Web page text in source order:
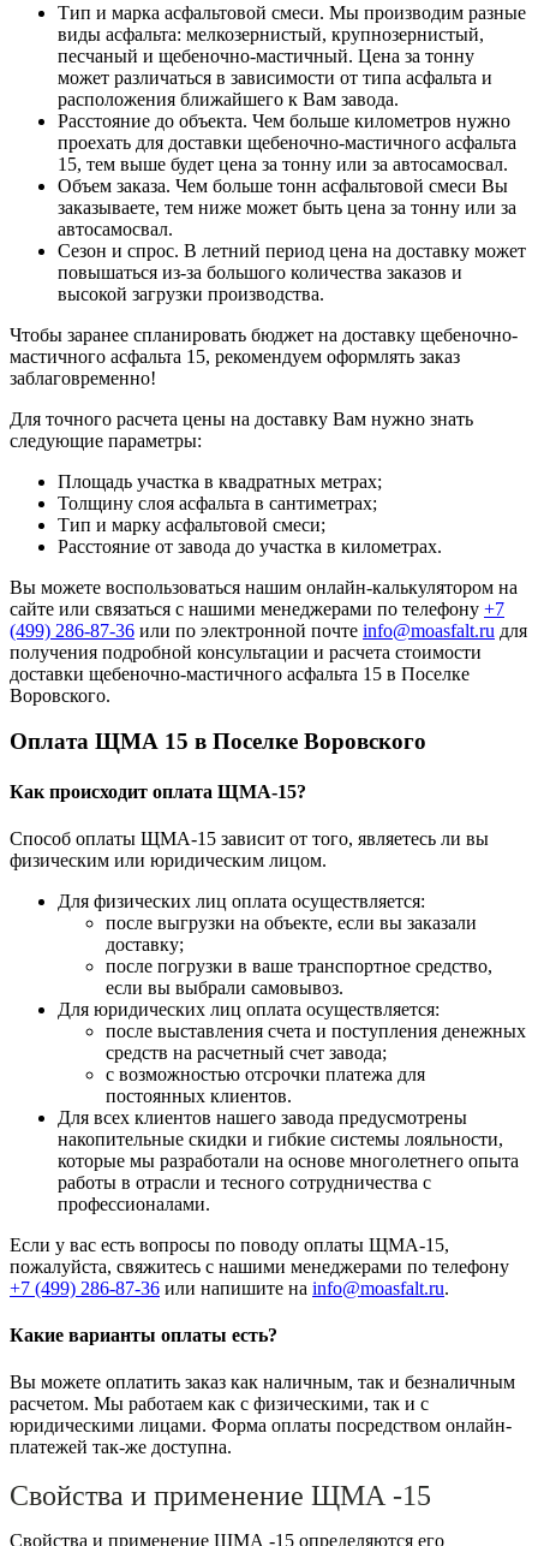
Тип и марка асфальтовой смеси. Мы производим разные
виды асфальта: мелкозернистый, крупнозернистый,
песчаный и щебеночно-мастичный. Цена за тонну
может различаться в зависимости от типа асфальта и
расположения ближайшего к Вам завода.
Расстояние до объекта. Чем больше километров нужно
проехать для доставки щебеночно-мастичного асфальта
15, тем выше будет цена за тонну или за автосамосвал.
Объем заказа. Чем больше тонн асфальтовой смеси Вы
заказываете, тем ниже может быть цена за тонну или за
автосамосвал.
Сезон и спрос. В летний период цена на доставку может
повышаться из-за большого количества заказов и
высокой загрузки производства.
Чтобы заранее спланировать бюджет на доставку щебеночно-
мастичного асфальта 15, рекомендуем оформлять заказ
заблаговременно!
Для точного расчета цены на доставку Вам нужно знать
следующие параметры:
Площадь участка в квадратных метрах;
Толщину слоя асфальта в сантиметрах;
Тип и марку асфальтовой смеси;
Расстояние от завода до участка в километрах.
Вы можете воспользоваться нашим онлайн-калькулятором на
сайте или связаться с нашими менеджерами по телефону +7
(499) 286-87-36 или по электронной почте info@moasfalt.ru для
получения подробной консультации и расчета стоимости
доставки щебеночно-мастичного асфальта 15 в Поселке
Воровского.
Оплата ЩМА 15 в Поселке Воровского
Как происходит оплата ЩМА-15?
Способ оплаты ЩМА-15 зависит от того, являетесь ли вы
физическим или юридическим лицом.
Для физических лиц оплата осуществляется:
после выгрузки на объекте, если вы заказали
доставку;
после погрузки в ваше транспортное средство,
если вы выбрали самовывоз.
Для юридических лиц оплата осуществляется:
после выставления счета и поступления денежных
средств на расчетный счет завода;
с возможностью отсрочки платежа для
постоянных клиентов.
Для всех клиентов нашего завода предусмотрены
накопительные скидки и гибкие системы лояльности,
которые мы разработали на основе многолетнего опыта
работы в отрасли и тесного сотрудничества с
профессионалами.
Если у вас есть вопросы по поводу оплаты ЩМА-15,
пожалуйста, свяжитесь с нашими менеджерами по телефону
+7 (499) 286-87-36 или напишите на info@moasfalt.ru.
Какие варианты оплаты есть?
Вы можете оплатить заказ как наличным, так и безналичным
расчетом. Мы работаем как с физическими, так и с
юридическими лицами. Форма оплаты посредством онлайн-
платежей так-же доступна.
Свойства и применение ЩМА -15
Свойства и применение ЩМА -15 определяются его